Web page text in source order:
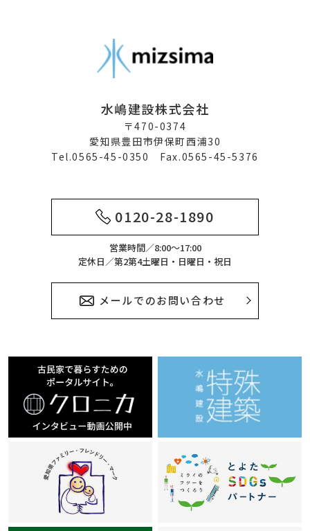
水嶋建設株式会社
〒470-0374
愛知県豊田市伊保町西浦30
Tel.0565-45-0350 Fax.0565-45-5376
0120-28-1890
営業時間／8:00～17:00
定休日／第2第4土曜日・日曜日・祝日
メールでのお問い合わせ